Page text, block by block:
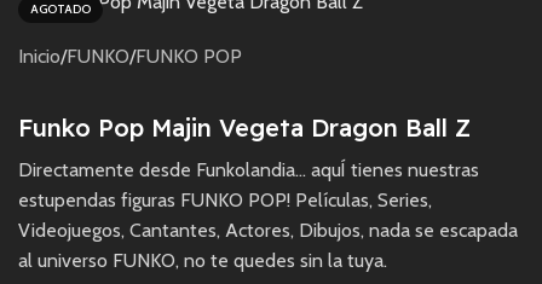
AGOTADO
Inicio/FUNKO/FUNKO POP
Funko Pop Majin Vegeta Dragon Ball Z
Directamente desde Funkolandia… aquÍ tienes nuestras
estupendas figuras FUNKO POP! Películas, Series,
Videojuegos, Cantantes, Actores, Dibujos, nada se escapada
al universo FUNKO, no te quedes sin la tuya.